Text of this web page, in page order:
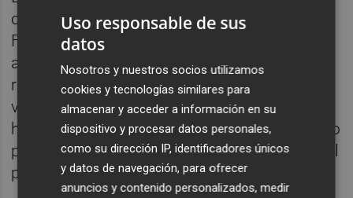
curso, el 95,68 % del alumnado superó la
Fase Obligatoria, con una nota media de
acceso de 7,228 puntos sobre 10. Los
resultados de las pruebas se publicarán el
viernes 12 de junio a partir de las 13.00
horas. A partir de ese momento, el alumnado
podrá consultar sus calificaciones e iniciar el
proceso de preinscripción universitaria.
Uso responsable de sus
datos
Nosotros y nuestros socios utilizamos
cookies y tecnologías similares para
almacenar y acceder a información en su
dispositivo y procesar datos personales,
como su dirección IP, identificadores únicos
y datos de navegación, para ofrecer
anuncios y contenido personalizados, medir